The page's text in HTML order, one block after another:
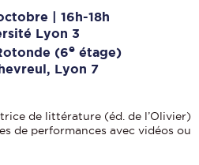
| 16h-18h
Lyon 3
(6eétage)
Lyon 7
de littérature (éd. de l’Olivier)
de performances avec vidéos ou